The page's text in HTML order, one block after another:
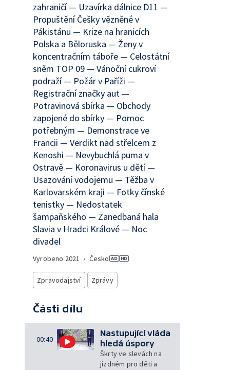
zahraničí — Uzavírka dálnice D11 —
Propuštění Češky vězněné v
Pákistánu — Krize na hranicích
Polska a Běloruska — Ženy v
koncentračním táboře — Celostátní
sněm TOP 09 — Vánoční cukroví
podraží — Požár v Paříži —
Registrační značky aut —
Potravinová sbírka — Obchody
zapojené do sbírky — Pomoc
potřebným — Demonstrace ve
Francii — Verdikt nad střelcem z
Kenoshi — Nevybuchlá puma v
Ostravě — Koronavirus u dětí —
Usazování vodojemu — Těžba v
Karlovarském kraji — Fotky čínské
tenistky — Nedostatek
šampaňského — Zanedbaná hala
Slavia v Hradci Králové — Noc
divadel
Vyrobeno 2021 • Česko
Zpravodajství Zprávy
Části dílu
00:40
Nastupující vláda
hledá úspory
Škrty ve slevách na
jízdném pro děti a